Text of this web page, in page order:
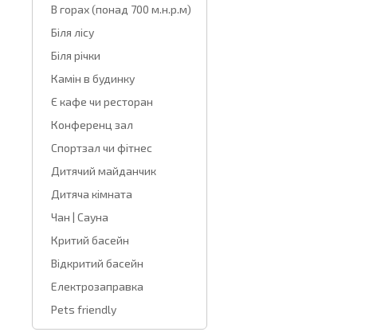
В горах (понад 700 м.н.р.м)
Біля лісу
Біля річки
Камін в будинку
Є кафе чи ресторан
Конференц зал
Спортзал чи фітнес
Дитячий майданчик
Дитяча кімната
Чан | Сауна
Критий басейн
Відкритий басейн
Електрозаправка
Pets friendly